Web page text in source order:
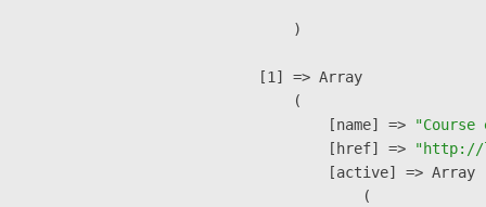
        )
    [1] => Array
        (
            [name] =>
            [href] =>
"http://
            [active] => Array
                (